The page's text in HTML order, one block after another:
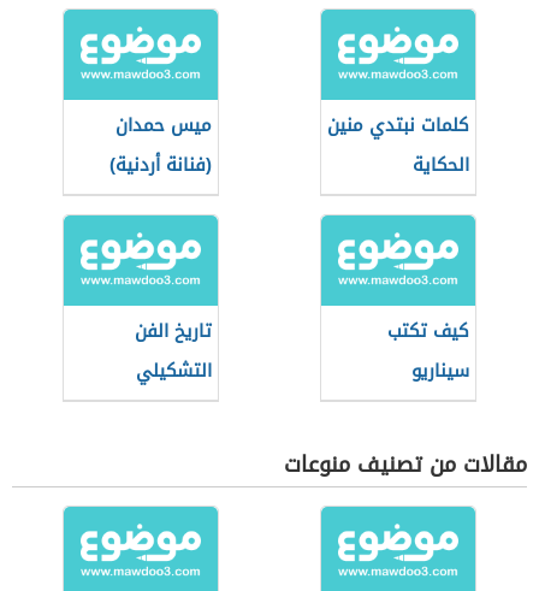
كلمات نبتدي منين
الحكاية
ميس حمدان
(فنانة أردنية)
كيف تكتب
سيناريو
تاريخ الفن
التشكيلي
مقالات من تصنيف منوعات